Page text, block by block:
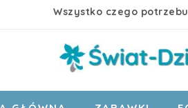
Wszystko czego